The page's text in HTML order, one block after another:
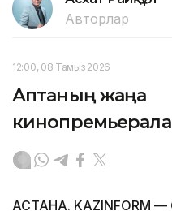
Авторлар
12:00, 08 Тамыз 2026
Аптаның жаңа
АСТАНА. KAZINFORM —